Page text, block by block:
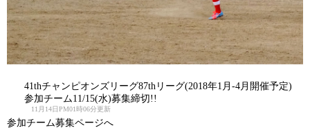
41thチャンピオンズリーグ87thリーグ(2018年1月-4月開催予定)
参加チーム11/15(水)募集締切!!
11月14日PM01時06分更新
参加チーム募集ページへ